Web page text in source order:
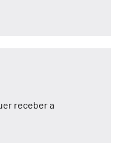
receber a